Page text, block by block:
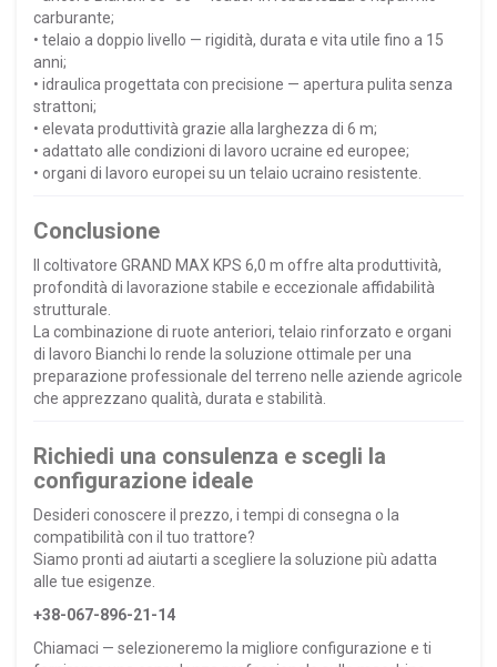
carburante;
• telaio a doppio livello — rigidità, durata e vita utile fino a 15
anni;
• idraulica progettata con precisione — apertura pulita senza
strattoni;
• elevata produttività grazie alla larghezza di 6 m;
• adattato alle condizioni di lavoro ucraine ed europee;
• organi di lavoro europei su un telaio ucraino resistente.
Conclusione
Il coltivatore GRAND MAX KPS 6,0 m offre alta produttività,
profondità di lavorazione stabile e eccezionale affidabilità
strutturale.
La combinazione di ruote anteriori, telaio rinforzato e organi
di lavoro Bianchi lo rende la soluzione ottimale per una
preparazione professionale del terreno nelle aziende agricole
che apprezzano qualità, durata e stabilità.
Richiedi una consulenza e scegli la
configurazione ideale
Desideri conoscere il prezzo, i tempi di consegna o la
compatibilità con il tuo trattore?
Siamo pronti ad aiutarti a scegliere la soluzione più adatta
alle tue esigenze.
+38-067-896-21-14
Chiamaci — selezioneremo la migliore configurazione e ti